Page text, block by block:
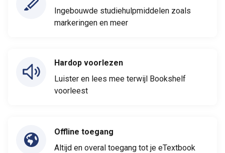
Ingebouwde studiehulpmiddelen zoals
markeringen en meer
Hardop voorlezen
Luister en lees mee terwijl Bookshelf
voorleest
Offline toegang
Altijd en overal toegang tot je eTextbook